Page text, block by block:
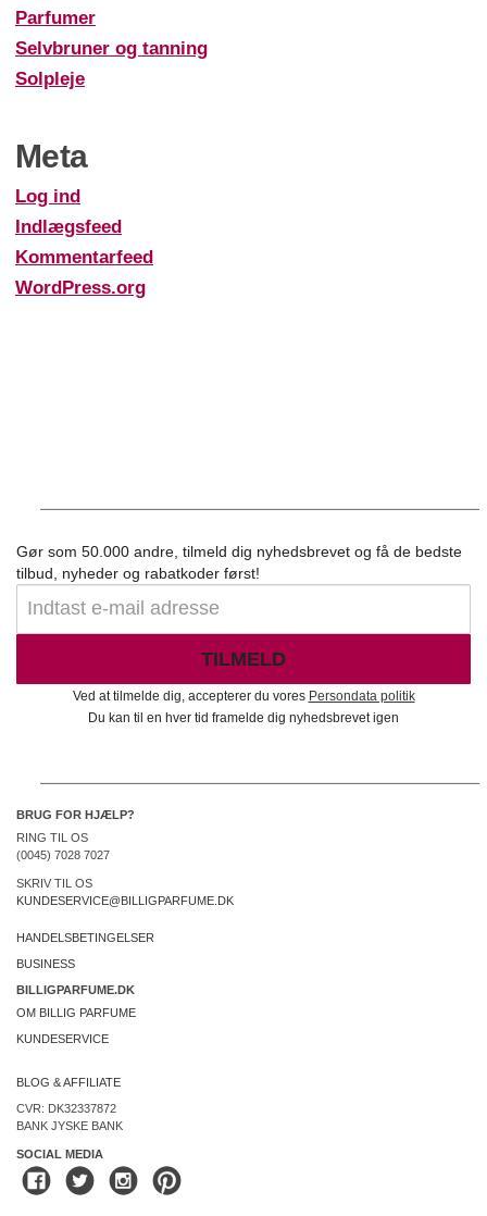
Parfumer
Selvbruner og tanning
Solpleje
Meta
Log ind
Indlægsfeed
Kommentarfeed
WordPress.org
Gør som 50.000 andre, tilmeld dig nyhedsbrevet og få de bedste
tilbud, nyheder og rabatkoder først!
TILMELD
Ved at tilmelde dig, accepterer du vores Persondata politik
Du kan til en hver tid framelde dig nyhedsbrevet igen
BRUG FOR HJÆLP?
RING TIL OS
(0045) 7028 7027
SKRIV TIL OS
KUNDESERVICE@BILLIGPARFUME.DK
HANDELSBETINGELSER
BUSINESS
BILLIGPARFUME.DK
OM BILLIG PARFUME
KUNDESERVICE
BLOG & AFFILIATE
CVR: DK32337872
BANK JYSKE BANK
SOCIAL MEDIA